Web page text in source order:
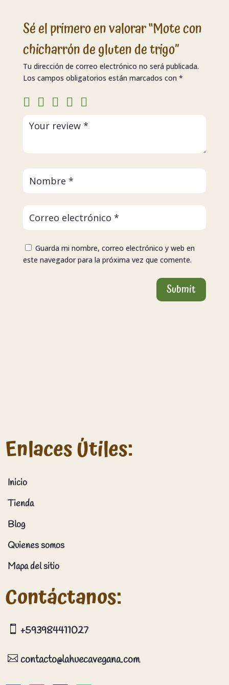
Sé el primero en valorar “Mote con
chicharrón de gluten de trigo”
Tu dirección de correo electrónico no será publicada.
Los campos obligatorios están marcados con *
Guarda mi nombre, correo electrónico y web en
este navegador para la próxima vez que comente.
Submit
Enlaces Útiles:
Inicio
Tienda
Blog
Quienes somos
Mapa del sitio
Contáctanos:
 +593984411027
 contacto@lahuecavegana.com